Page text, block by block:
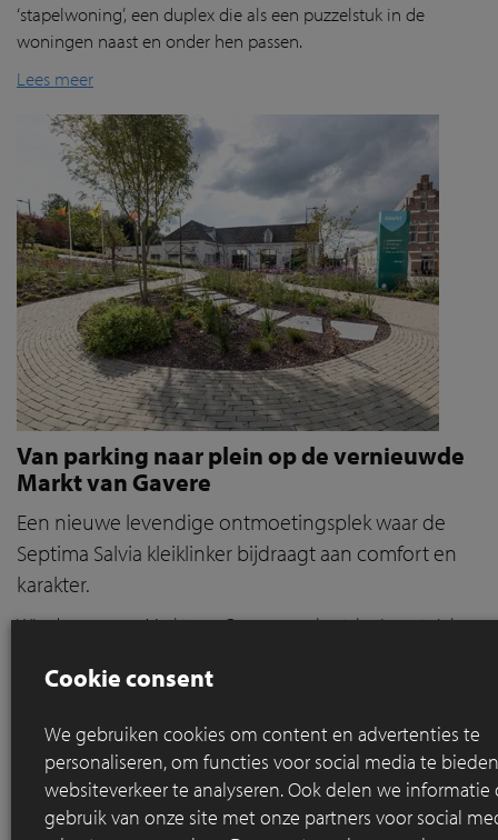
‘stapelwoning’, een duplex die als een puzzelstuk in de
woningen naast en onder hen passen.
Lees meer
Van parking naar plein op de vernieuwde
Markt van Gavere
Een nieuwe levendige ontmoetingsplek waar de
Septima Salvia kleiklinker bijdraagt aan comfort en
karakter.
Wie de vroegere Markt van Gavere nog kent, herinnert zich
deed als parking. De ruimte was gefragmenteerd, de
nauwelijks plaats. Vandaag oogt de Markt helemaal anders:
een levendige, groene ontmoetingsplek waar verblijven,
ontmoeten en bewegen centraal staan.
Lees meer
Cookie consent
We gebruiken cookies om content en advertenties te
personaliseren, om functies voor social media te
websiteverkeer te analyseren. Ook delen we informatie
gebruik van onze site met onze partners voor social